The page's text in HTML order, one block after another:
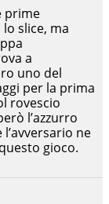
prime
slice, ma
a
uno del
per la prima
rovescio
l’azzurro
ne
gioco.